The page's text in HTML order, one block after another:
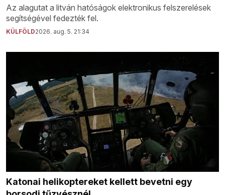
Az alagutat a litván hatóságok elektronikus felszerelések
segítségével fedezték fel.
KÜLFÖLD2026. aug. 5. 21:34
Katonai helikoptereket kellett bevetni egy